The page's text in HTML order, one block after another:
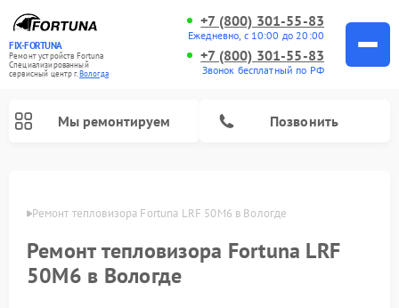
FIX-FORTUNA
Ремонт устройств Fortuna
Специализированный
cервисный центр г.Вологда
+7 (800) 301-55-83
Ежедневно, с 10:00 до 20:00
+7 (800) 301-55-83
Звонок бесплатный по РФ
Мы ремонтируем Позвонить
Ремонт тепловизора Fortuna LRF 50M6 в Вологде
Ремонт тепловизора Fortuna LRF
50M6 в Вологде